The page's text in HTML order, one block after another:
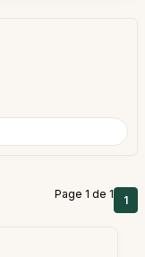
Page 1 de 1 1